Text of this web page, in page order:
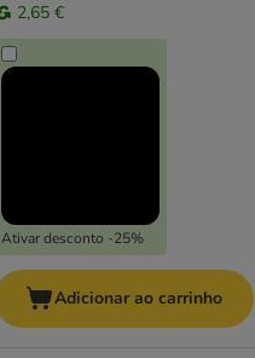
2,65 €
Ativar desconto -25%
Adicionar ao carrinho